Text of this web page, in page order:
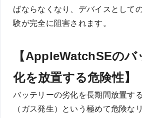
ばならなくなり、デバイスとして
験が完全に阻害されます。
【AppleWatchSEの
化を放置する危険性】
バッテリーの劣化を長期間放置す
（ガス発生）という極めて危険な